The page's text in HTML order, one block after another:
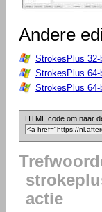
Andere
StrokesPlus 32-
StrokesPlus 64-
StrokesPlus
HTML code om naar
actie